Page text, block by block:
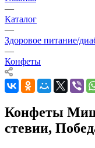
—
Каталог
—
Здоровое питание/
—
Конфеты
Конфеты
стевии,